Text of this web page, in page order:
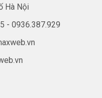
Hà Nội
- 0936.387.929